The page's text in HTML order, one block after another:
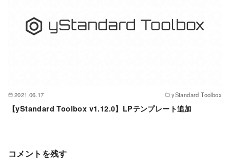
2021.06.17 yStandard Toolbox
【yStandard Toolbox v1.12.0】LPテンプレート追加
コメントを残す